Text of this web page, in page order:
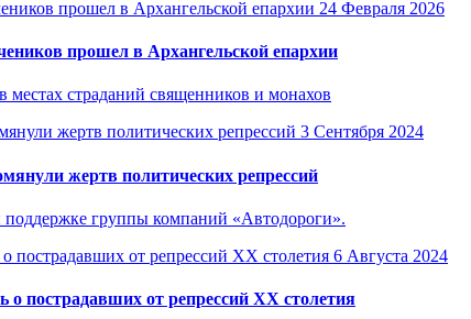
24 Февраля 2026
прошел в Архангельской епархии
страданий священников и монахов
3 Сентября 2024
жертв политических репрессий
группы компаний «Автодороги».
6 Августа 2024
пострадавших от репрессий XX столетия